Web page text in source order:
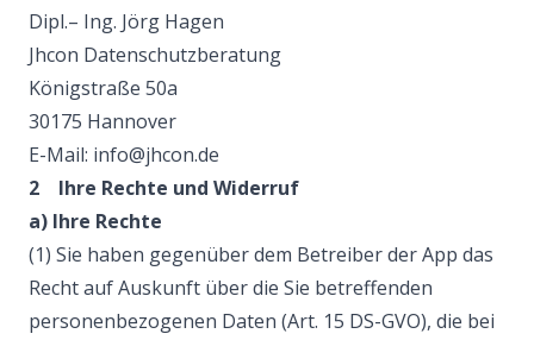
Dipl.– Ing. Jörg Hagen
Jhcon Datenschutzberatung
Königstraße 50a
30175 Hannover
E-Mail: info@jhcon.de
2 Ihre Rechte und Widerruf
a) Ihre Rechte
(1) Sie haben gegenüber dem Betreiber der App das
Recht auf Auskunft über die Sie betreffenden
personenbezogenen Daten (Art. 15 DS-GVO), die bei